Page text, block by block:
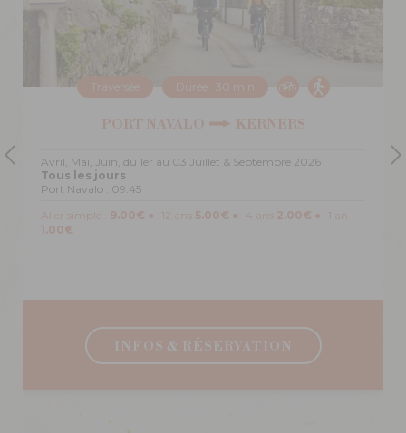
Traversée Durée : 30 min
PORT NAVALO KERNERS
Avril, Mai, Juin, du 1er au 03 Juillet & Septembre 2026
Tous les jours
Port Navalo : 09:45
Aller simple : 9.00€ ● -12 ans 5.00€ ● -4 ans 2.00€ ● -1 an
1.00€
INFOS & RÉSERVATION